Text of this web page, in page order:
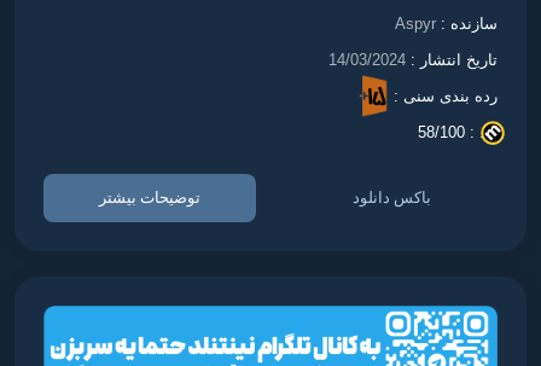
سازنده : Aspyr
تاریخ انتشار : 14/03/2024
رده بندی سنی :
. :
58/100
باکس دانلود توضیحات بیشتر